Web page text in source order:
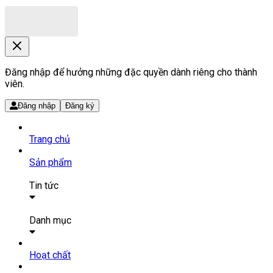
Đăng nhập để hưởng những đặc quyền dành riêng cho thành
viên.
Đăng nhập Đăng ký
Trang chủ
Sản phẩm
Tin tức
Tin tức
Danh mục
SẢN PHẨM THUỐC
Hoạt chất